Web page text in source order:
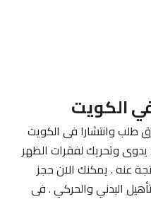
الكويت
طلب وانتشارا فى الكويت
يدوى وتحريك لفقرات الظهر
عنه . يمكنك الان حجز
البدني والحركي . فى